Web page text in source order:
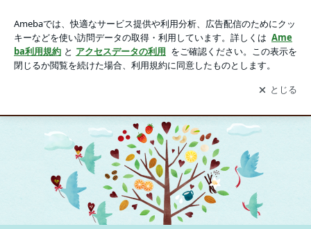
アプリをダウンロードして ブログの更新通知
を受け取りまし
ょう。
開く